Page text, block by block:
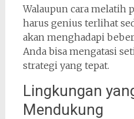
Walaupun cara melatih
harus genius terlihat
akan menghadapi
Anda bisa mengatasi
strategi yang tepat.
Lingkungan
Mendukung